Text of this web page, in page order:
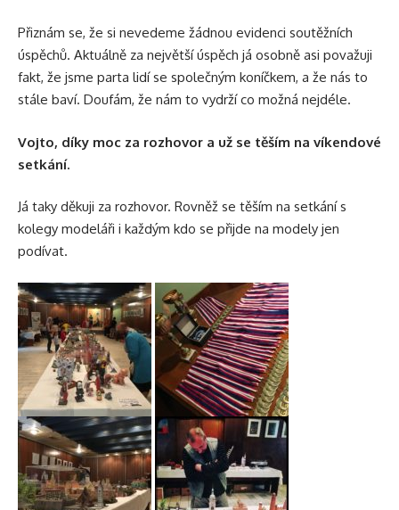
Přiznám se, že si nevedeme žádnou evidenci soutěžních
úspěchů. Aktuálně za největší úspěch já osobně asi považuji
fakt, že jsme parta lidí se společným koníčkem, a že nás to
stále baví. Doufám, že nám to vydrží co možná nejdéle.
Vojto, díky moc za rozhovor a už se těším na víkendové
setkání.
Já taky děkuji za rozhovor. Rovněž se těším na setkání s
kolegy modeláři i každým kdo se přijde na modely jen
podívat.